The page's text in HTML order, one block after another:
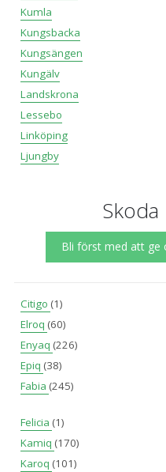
Kumla
Kungsbacka
Kungsängen
Kungälv
Landskrona
Lessebo
Linköping
Ljungby
Bli först med att ge
Citigo (1)
Elroq (60)
Enyaq (226)
Epiq (38)
Fabia (245)
Felicia (1)
Kamiq (170)
Karoq (101)